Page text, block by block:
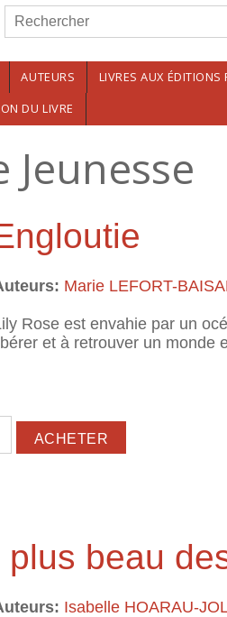
de
AUTEURS LIVRES AUX ÉDITIONS
DU LIVRE
Marie LEFORT-
Rose est envahie par un
et à retrouver un monde
beau
Isabelle HOARAU-